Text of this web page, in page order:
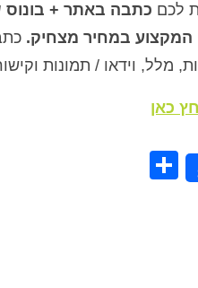
לכם כתבה באתר + בונוס
המקצוע במחיר מצחיק.
מלל, וידאו / תמונות
כאן